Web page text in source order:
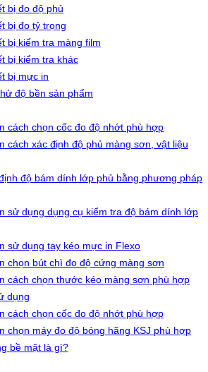
bị đo độ phủ
bị đo tỷ trọng
bị kiểm tra màng film
bị kiểm tra khác
bị mực in
độ bền sản phẩm
cách chọn cốc đo độ nhớt phù hợp
cách xác định độ phủ màng sơn, vật liệu
độ bám dính lớp phủ bằng phương pháp
sử dụng dụng cụ kiểm tra độ bám dính lớp
sử dụng tay kéo mực in Flexo
chọn bút chì đo độ cứng màng sơn
cách chọn thước kéo màng sơn phù hợp
dụng
cách chọn cốc đo độ nhớt phù hợp
chọn máy đo độ bóng hãng KSJ phù hợp
bề mặt là gì?